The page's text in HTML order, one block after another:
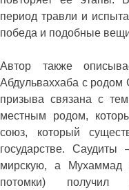
период травли и
победа и подобные
Автор также
Абдульваххаба с родом
призыва связана с
местным родом,
союз, который
государстве.
мирскую, а Мухаммад
потомки) получил